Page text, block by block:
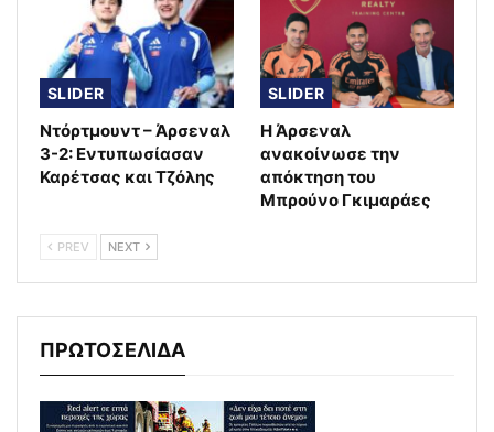
SLIDER
Ντόρτμουντ – Άρσεναλ
3-2: Εντυπωσίασαν
Καρέτσας και Τζόλης
SLIDER
Η Άρσεναλ
ανακοίνωσε την
απόκτηση του
Μπρούνο Γκιμαράες
PREV NEXT
ΠΡΩΤΟΣΕΛΙΔΑ